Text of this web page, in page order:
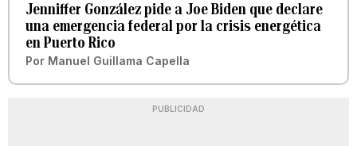
Jenniffer González pide a Joe Biden que declare
una emergencia federal por la crisis energética
en Puerto Rico
Por Manuel Guillama Capella
PUBLICIDAD